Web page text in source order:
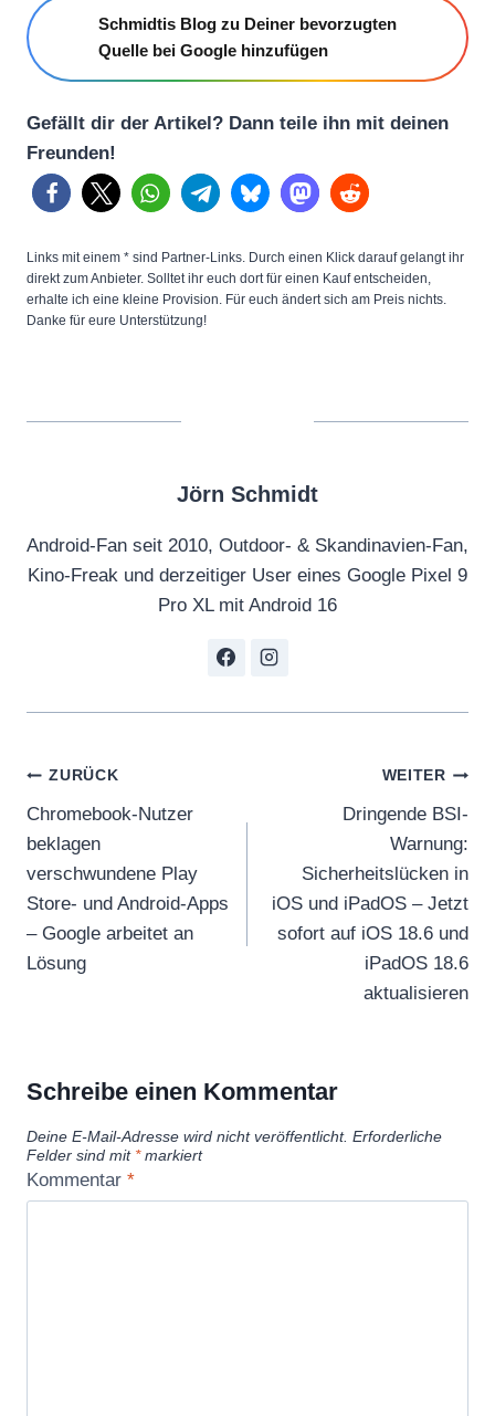
Schmidtis Blog zu Deiner bevorzugten
Quelle bei Google hinzufügen
Gefällt dir der Artikel? Dann teile ihn mit deinen
Freunden!
Links mit einem * sind Partner-Links. Durch einen Klick darauf gelangt ihr
direkt zum Anbieter. Solltet ihr euch dort für einen Kauf entscheiden,
erhalte ich eine kleine Provision. Für euch ändert sich am Preis nichts.
Danke für eure Unterstützung!
Jörn Schmidt
Android-Fan seit 2010, Outdoor- & Skandinavien-Fan,
Kino-Freak und derzeitiger User eines Google Pixel 9
Pro XL mit Android 16
Beitragsnavigation
ZURÜCK
Chromebook-Nutzer
beklagen
verschwundene Play
Store- und Android-Apps
– Google arbeitet an
Lösung
WEITER
Dringende BSI-
Warnung:
Sicherheitslücken in
iOS und iPadOS – Jetzt
sofort auf iOS 18.6 und
iPadOS 18.6
aktualisieren
Schreibe einen Kommentar
Deine E-Mail-Adresse wird nicht veröffentlicht. Erforderliche
Felder sind mit *markiert
Kommentar *